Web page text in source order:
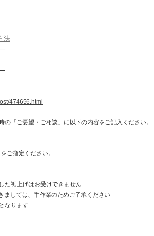
法
474656.html
「ご要望・ご相談」に以下の内容をご記入ください。
ご指定ください。
た裾上げはお受けできません
しては、手作業のためご了承ください
なります